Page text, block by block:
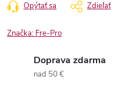
Opýtať sa Zdieľať
Značka: Fre-Pro
Doprava zdarma
nad 50 €